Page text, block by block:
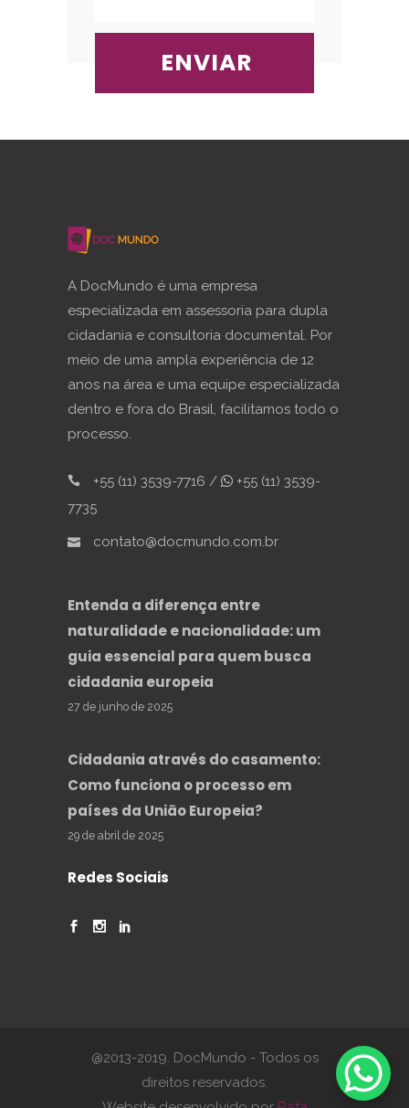
A DocMundo é uma empresa
especializada em assessoria para dupla
cidadania e consultoria documental. Por
meio de uma ampla experiência de 12
anos na área e uma equipe especializada
dentro e fora do Brasil, facilitamos todo o
processo.
+55 (11) 3539-7716 /
+55 (11) 3539-
7735
contato@docmundo.com.br
Entenda a diferença entre
naturalidade e nacionalidade: um
guia essencial para quem busca
cidadania europeia
27 de junho de 2025
Cidadania através do casamento:
Como funciona o processo em
países da União Europeia?
29 de abril de 2025
Redes Sociais
@2013-2019. DocMundo - Todos os
direitos reservados.